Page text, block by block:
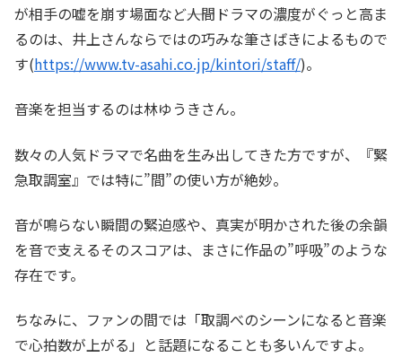
が相手の嘘を崩す場面など――人間ドラマの濃度がぐっと高ま
るのは、井上さんならではの巧みな筆さばきによるもので
す(https://www.tv-asahi.co.jp/kintori/staff/)。
音楽を担当するのは林ゆうきさん。
数々の人気ドラマで名曲を生み出してきた方ですが、『緊
急取調室』では特に”間”の使い方が絶妙。
音が鳴らない瞬間の緊迫感や、真実が明かされた後の余韻
を音で支えるそのスコアは、まさに作品の”呼吸”のような
存在です。
ちなみに、ファンの間では「取調べのシーンになると音楽
で心拍数が上がる」と話題になることも多いんですよ。